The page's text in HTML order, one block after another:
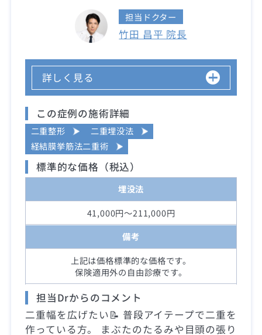
担当ドクター
竹田 昌平 院長
詳しく見る
この症例の施術詳細
二重整形
二重埋没法
経結膜挙筋法二重術
標準的な価格（税込）
埋没法
41,000円～211,000円
備考
上記は価格標準的な価格です。
保険適用外の自由診療です。
担当Drからのコメント
二重幅を広げたい📝 普段アイテープで二重を
作っている方。 まぶたのたるみや目頭の張り